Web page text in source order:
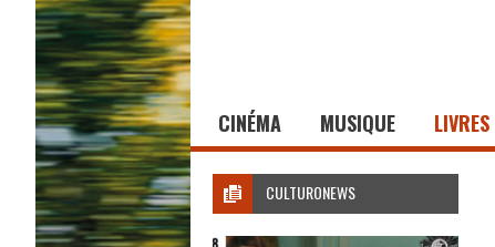
CINÉMA MUSIQUE LIVRES
CULTURONEWS